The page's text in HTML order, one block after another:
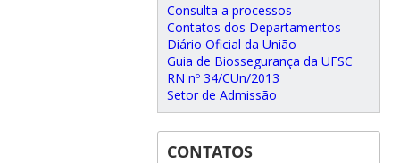
Consulta a processos
Contatos dos Departamentos
Diário Oficial da União
Guia de Biossegurança da UFSC
RN nº 34/CUn/2013
Setor de Admissão
CONTATOS